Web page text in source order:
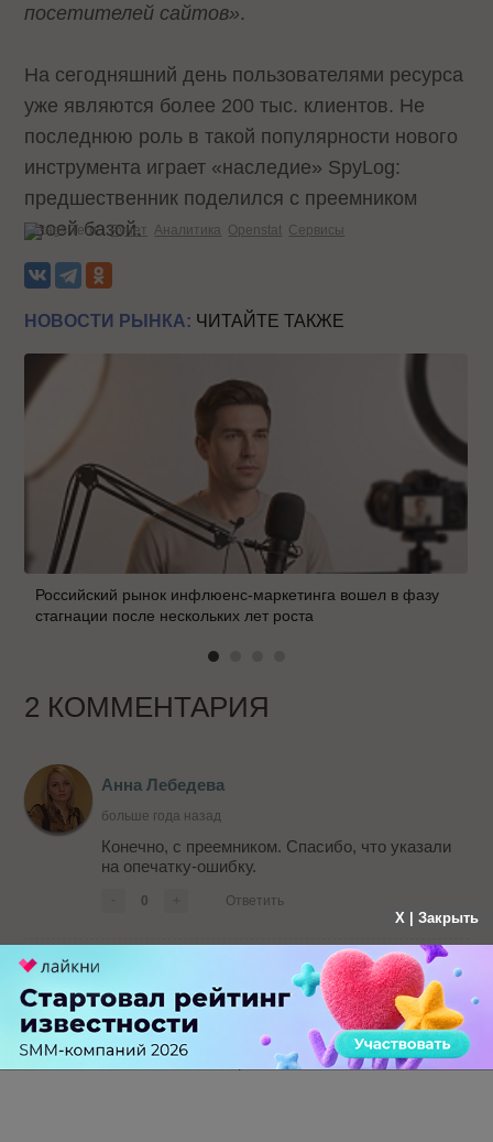
посетителей сайтов».
На сегодняшний день пользователями ресурса
уже являются более 200 тыс. клиентов. Не
последнюю роль в такой популярности нового
инструмента играет «наследие» SpyLog:
предшественник поделился с преемником
своей базой.
Теги: Рунет Аналитика Openstat Сервисы
НОВОСТИ РЫНКА: ЧИТАЙТЕ ТАКЖЕ
Российский рынок инфлюенс-маркетинга вошел в фазу
стагнации после нескольких лет роста
2 КОММЕНТАРИЯ
Анна Лебедева
больше года назад
Конечно, с преемником. Спасибо, что указали
на опечатку-ошибку.
0 Ответить
больше года назад
Поделился с "приемником" или с телевизором?
А, может быть с преемником?
X | Закрыть